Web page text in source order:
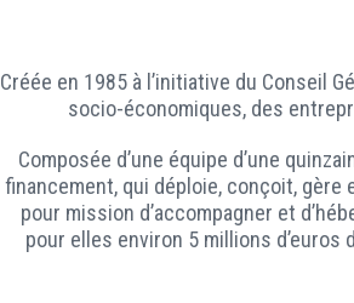
Créée en 1985 à l’initiative du Conseil
socio-économiques, des
Composée d’une équipe d’une
financement, qui déploie, conçoit,
pour mission d’accompagner et
pour elles environ 5 millions d’euros